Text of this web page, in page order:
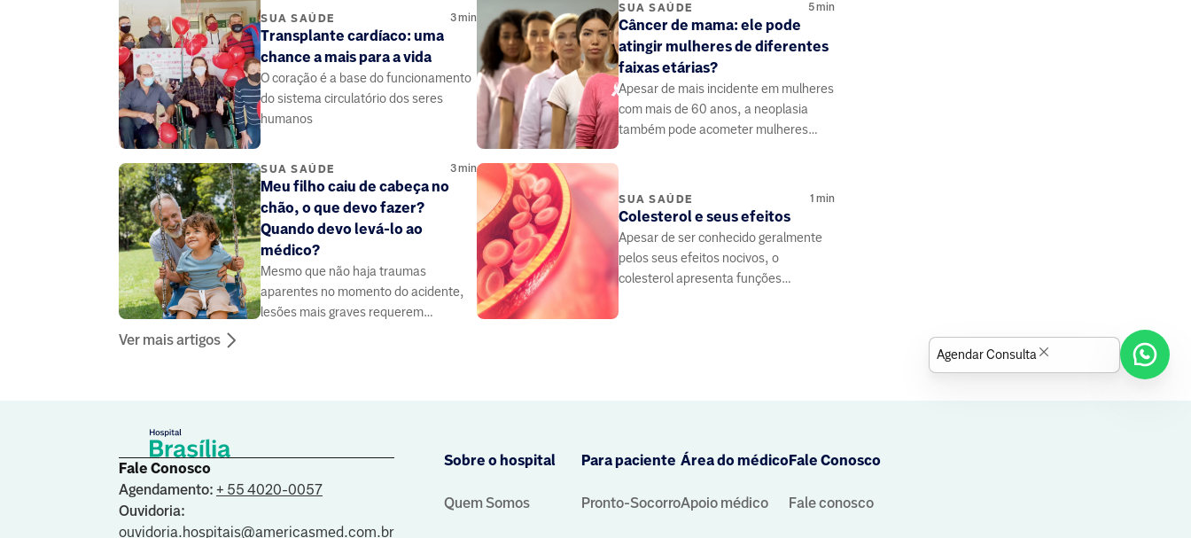
SUA SAÚDE 3min
Transplante cardíaco: uma
chance a mais para a vida
O coração é a base do funcionamento
do sistema circulatório dos seres
humanos
SUA SAÚDE 5min
Câncer de mama: ele pode
atingir mulheres de diferentes
faixas etárias?
Apesar de mais incidente em mulheres
com mais de 60 anos, a neoplasia
também pode acometer mulheres
SUA SAÚDE 3min
Meu filho caiu de cabeça no
chão, o que devo fazer?
Quando devo levá-lo ao
médico?
Mesmo que não haja traumas
aparentes no momento do acidente,
lesões mais graves requerem
SUA SAÚDE 1 min
Colesterol e seus efeitos
Apesar de ser conhecido geralmente
pelos seus efeitos nocivos, o
colesterol apresenta funções
Ver mais artigos
Fale Conosco
Agendamento: + 55 4020-0057
Ouvidoria:
ouvidoria.hospitais@americasmed.com.br
Sobre o hospital
Quem Somos
Para paciente
Pronto-Socorro
Área do médico
Apoio médico
Fale Conosco
Fale conosco
Agendar Consulta